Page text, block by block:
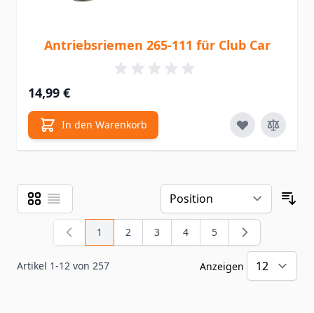
Antriebsriemen 265-111 für Club Car
14,99 €
In den Warenkorb
Ansicht als
Raster
Liste
Artikel 1-12 von 257
Sie lesen gerade Seite
1 Seite
2 Seite
3 Seite
4 Seite
5
Anzeigen